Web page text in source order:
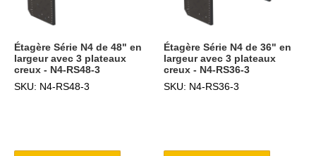
Étagère Série N4 de 48" en
largeur avec 3 plateaux
creux - N4-RS48-3
SKU: N4-RS48-3
Étagère Série N4 de 36" en
largeur avec 3 plateaux
creux - N4-RS36-3
SKU: N4-RS36-3